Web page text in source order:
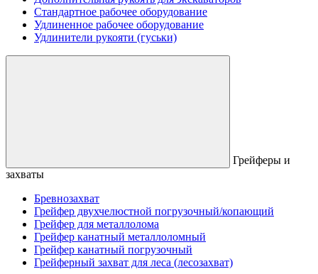
Стандартное рабочее оборудование
Удлиненное рабочее оборудование
Удлинители рукояти (гуськи)
Грейферы и
захваты
Бревнозахват
Грейфер двухчелюстной погрузочный/копающий
Грейфер для металлолома
Грейфер канатный металлоломный
Грейфер канатный погрузочный
Грейферный захват для леса (лесозахват)